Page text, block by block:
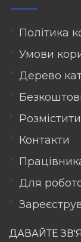
Політика
Умови
Дерево
Контакти
Для
ДАВАЙТЕ